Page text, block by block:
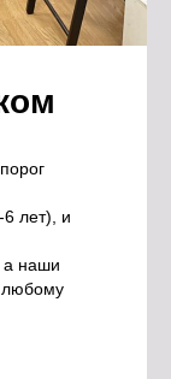
лет), и
а наши
любому